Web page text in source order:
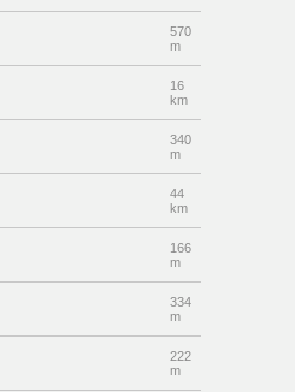
570
m
16
km
340
m
44
km
166
m
334
m
222
m